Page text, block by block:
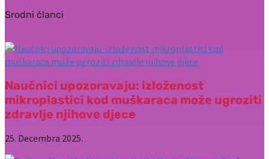
Srodni članci
Naučnici upozoravaju: izloženost
mikroplastici kod muškaraca može ugroziti
zdravlje njihove djece
25. Decembra 2025.